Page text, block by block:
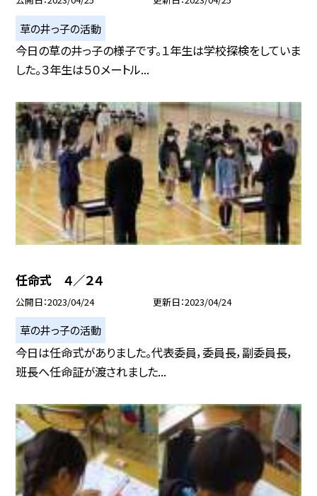
草の井っ子の活動
今日の草の井っ子の様子です。１年生は学校探検をしていま
した。３年生は５０メートル...
任命式 ４／２４
公開日 2023/04/24 更新日 2023/04/24
草の井っ子の活動
今日は任命式がありました。代表委員，委員長，副委員長，
班長へ任命証が渡されました...